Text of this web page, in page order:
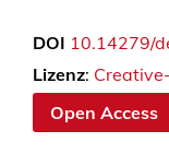
DOI 10.14279/
Lizenz:
Open Access